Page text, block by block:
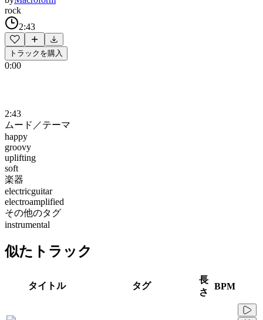
rock
2:43
トラックを購入
0:00
2:43
ムード／テーマ
happy
groovy
uplifting
soft
楽器
electricguitar
electroamplified
その他のタグ
instrumental
似たトラック
タイトル タグ
長
さ
BPM